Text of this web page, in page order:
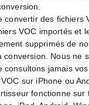
convertir des fichiers
VOC importés et
supprimés de
conversion. Nous ne
consultons jamais vos
sur iPhone ou
fonctionne sur